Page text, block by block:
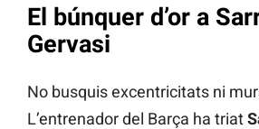
El búnquer d’or a
Gervasi
No busquis excentricitats ni
L’entrenador del Barça ha triat